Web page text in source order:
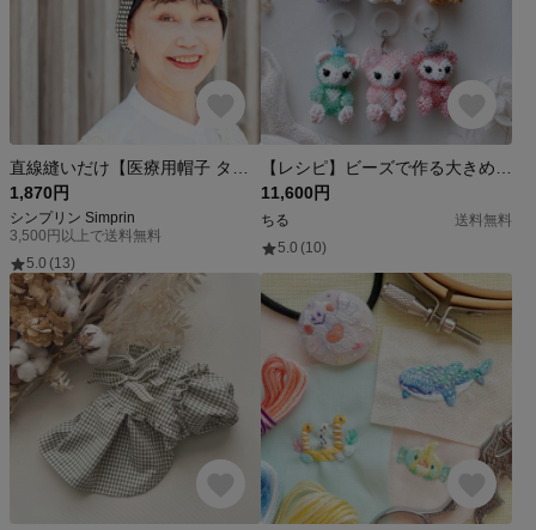
1,870円
シンプリン Simprin
3,500円以上で送料無料
5.0 (13)
11,600円
ちる
送料無料
5.0 (10)